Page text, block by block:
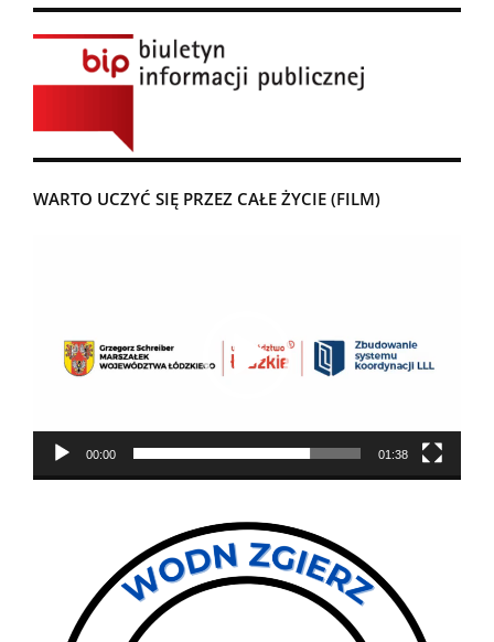
WARTO UCZYĆ SIĘ PRZEZ CAŁE ŻYCIE (FILM)
00:00 01:38